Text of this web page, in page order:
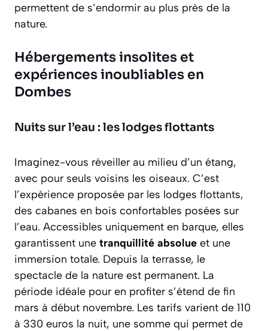
permettent de s’endormir au plus près de la
nature.
Hébergements insolites et
expériences inoubliables en
Dombes
Nuits sur l’eau : les lodges flottants
Imaginez-vous réveiller au milieu d’un étang,
avec pour seuls voisins les oiseaux. C’est
l’expérience proposée par les lodges flottants,
des cabanes en bois confortables posées sur
l’eau. Accessibles uniquement en barque, elles
garantissent une tranquillité absolue et une
immersion totale. Depuis la terrasse, le
spectacle de la nature est permanent. La
période idéale pour en profiter s’étend de fin
mars à début novembre. Les tarifs varient de 110
à 330 euros la nuit, une somme qui permet de